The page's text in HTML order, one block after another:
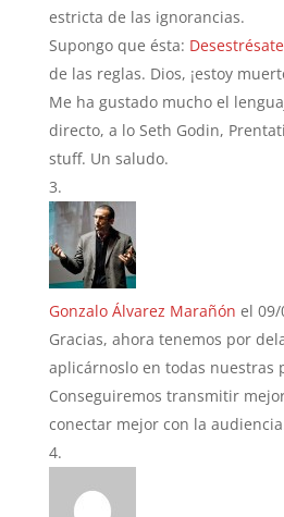
estricta de las ignorancias.
Supongo que ésta: Desestrésate
de las reglas. Dios, ¡estoy
Me ha gustado mucho el
directo, a lo Seth Godin,
stuff. Un saludo.
Gonzalo Álvarez Marañón el 09/
Gracias, ahora tenemos por
aplicárnoslo en todas nuestras
Conseguiremos transmitir
conectar mejor con la